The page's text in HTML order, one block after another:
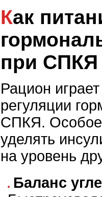
Как питание влияет на
при СПКЯ
Рацион
регуляции
СПКЯ. Особое
уделять
на уровень
Баланс